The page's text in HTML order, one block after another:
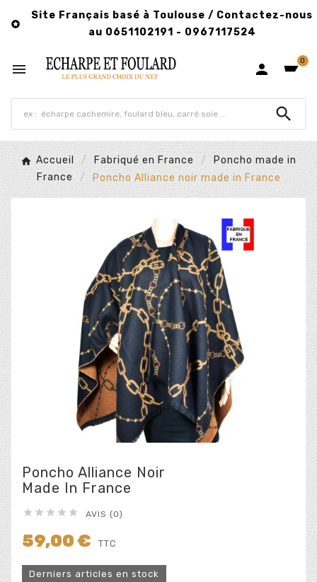

Site Français basé à Toulouse / Contactez-nous
au 0651102191 - 0967117524
  0

Accueil Fabriqué en France
Poncho made in
France
Poncho Alliance noir made in France
Poncho Alliance Noir
Made In France
     AVIS (0)
59,00 € TTC
Derniers articles en stock